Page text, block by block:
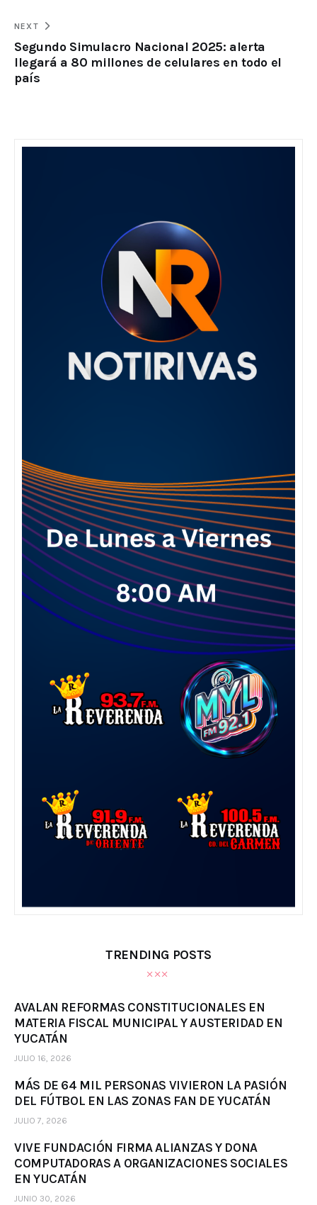
NEXT
Segundo Simulacro Nacional 2025: alerta
llegará a 80 millones de celulares en todo el
país
TRENDING POSTS
AVALAN REFORMAS CONSTITUCIONALES EN
MATERIA FISCAL MUNICIPAL Y AUSTERIDAD EN
YUCATÁN
JULIO 16, 2026
MÁS DE 64 MIL PERSONAS VIVIERON LA PASIÓN
DEL FÚTBOL EN LAS ZONAS FAN DE YUCATÁN
JULIO 7, 2026
VIVE FUNDACIÓN FIRMA ALIANZAS Y DONA
COMPUTADORAS A ORGANIZACIONES SOCIALES
EN YUCATÁN
JUNIO 30, 2026